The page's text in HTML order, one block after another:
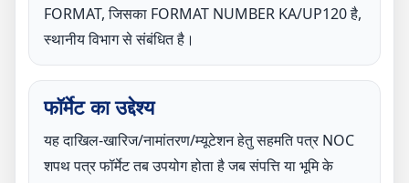
FORMAT, जिसका FORMAT NUMBER KA/UP120 है,
स्थानीय विभाग से संबंधित है।
फॉर्मेट का उद्देश्य
यह दाखिल-खारिज/नामांतरण/म्यूटेशन हेतु सहमति पत्र NOC
शपथ पत्र फॉर्मेट तब उपयोग होता है जब संपत्ति या भूमि के